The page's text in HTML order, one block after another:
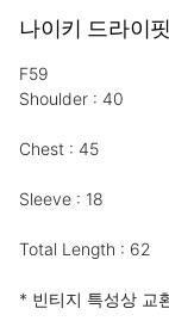
나이키 드라이
F59
Shoulder : 40
Chest : 45
Sleeve : 18
Total Length : 62
* 빈티지 특성상 교